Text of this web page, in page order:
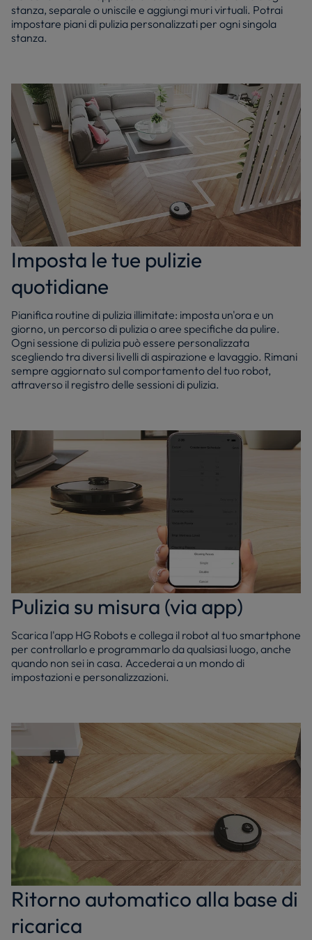
stanza, separale o uniscile e aggiungi muri virtuali. Potrai
impostare piani di pulizia personalizzati per ogni singola
stanza.
Imposta le tue pulizie
quotidiane
Pianifica routine di pulizia illimitate: imposta un'ora e un
giorno, un percorso di pulizia o aree specifiche da pulire.
Ogni sessione di pulizia può essere personalizzata
scegliendo tra diversi livelli di aspirazione e lavaggio. Rimani
sempre aggiornato sul comportamento del tuo robot,
attraverso il registro delle sessioni di pulizia.
Pulizia su misura (via app)
Scarica l'app HG Robots e collega il robot al tuo smartphone
per controllarlo e programmarlo da qualsiasi luogo, anche
quando non sei in casa. Accederai a un mondo di
impostazioni e personalizzazioni.
Ritorno automatico alla base di
ricarica